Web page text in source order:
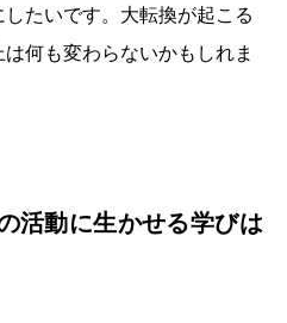
たいです。大転換が起こる
何も変わらないかもしれま
活動に生かせる学びは